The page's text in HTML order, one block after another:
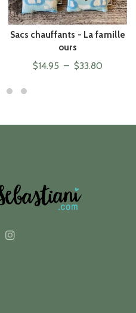
ACHAT RAPIDE
Sacs chauffants - La famille
ours
$14.95 – $33.80
à